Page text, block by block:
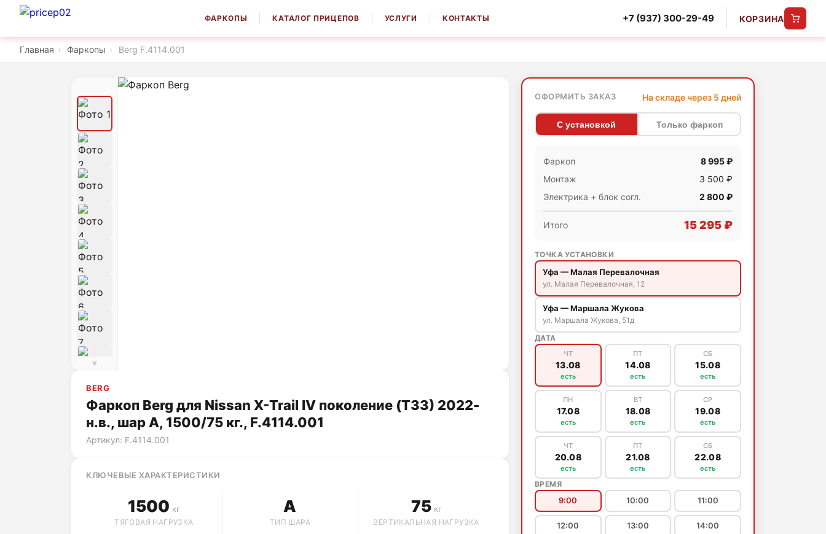
ФАРКОПЫ КАТАЛОГ ПРИЦЕПОВ УСЛУГИ КОНТАКТЫ +7 (937) 300-29-49 КОРЗИНА
Главная › Фаркопы › Berg F.4114.001
▼
BERG
Фаркоп Berg для Nissan X-Trail IV поколение (T33) 2022-
н.в., шар A, 1500/75 кг., F.4114.001
Артикул: F.4114.001
КЛЮЧЕВЫЕ ХАРАКТЕРИСТИКИ
1500 кг
ТЯГОВАЯ НАГРУЗКА
A
ТИП ШАРА
75кг
ВЕРТИКАЛЬНАЯ НАГРУЗКА
ОФОРМИТЬ ЗАКАЗ На складе через 5 дней
С установкой Только фаркоп
Фаркоп
8 995 ₽
Монтаж
3 500 ₽
Электрика + блок согл.
2 800 ₽
Итого 15 295 ₽
ТОЧКА УСТАНОВКИ
Уфа — Малая Перевалочная
ул. Малая Перевалочная, 12
Уфа — Маршала Жукова
ул. Маршала Жукова, 51д
ДАТА
ЧТ
13.08
есть
ПТ
14.08
есть
СБ
15.08
есть
ПН
17.08
есть
ВТ
18.08
есть
СР
19.08
есть
ЧТ
20.08
есть
ПТ
21.08
есть
СБ
22.08
есть
ВРЕМЯ
9:00 10:00 11:00
12:00 13:00 14:00